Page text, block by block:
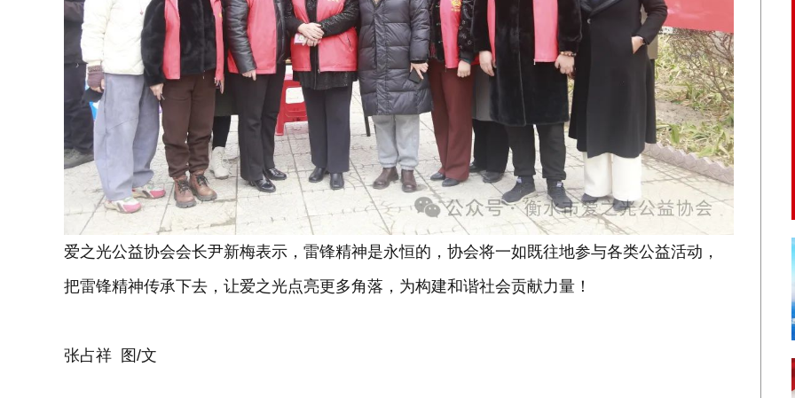
爱之光公益协会会长尹新梅表示，雷锋精神是永恒的，协会将一如既往地参与各类公益活动，
把雷锋精神传承下去，让爱之光点亮更多角落，为构建和谐社会贡献力量！
张占祥 图/文